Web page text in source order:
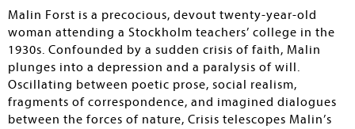
Malin Forst is a precocious, devout twenty-year-old
woman attending a Stockholm teachers’ college in the
1930s. Confounded by a sudden crisis of faith, Malin
plunges into a depression and a paralysis of will.
Oscillating between poetic prose, social realism,
fragments of correspondence, and imagined dialogues
between the forces of nature, Crisis telescopes Malin’s